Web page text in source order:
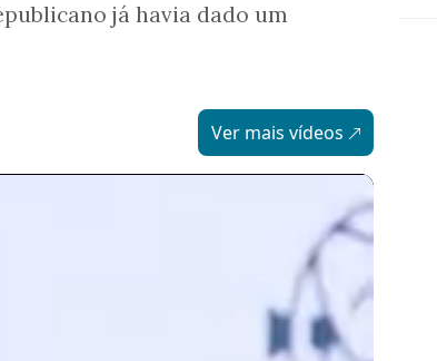
já havia dado um
Ver mais vídeos